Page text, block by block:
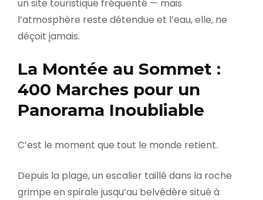
un site touristique fréquenté — mais
l’atmosphère reste détendue et l’eau, elle, ne
déçoit jamais.
La Montée au Sommet :
400 Marches pour un
Panorama Inoubliable
C’est le moment que tout le monde retient.
Depuis la plage, un escalier taillé dans la roche
grimpe en spirale jusqu’au belvédère situé à